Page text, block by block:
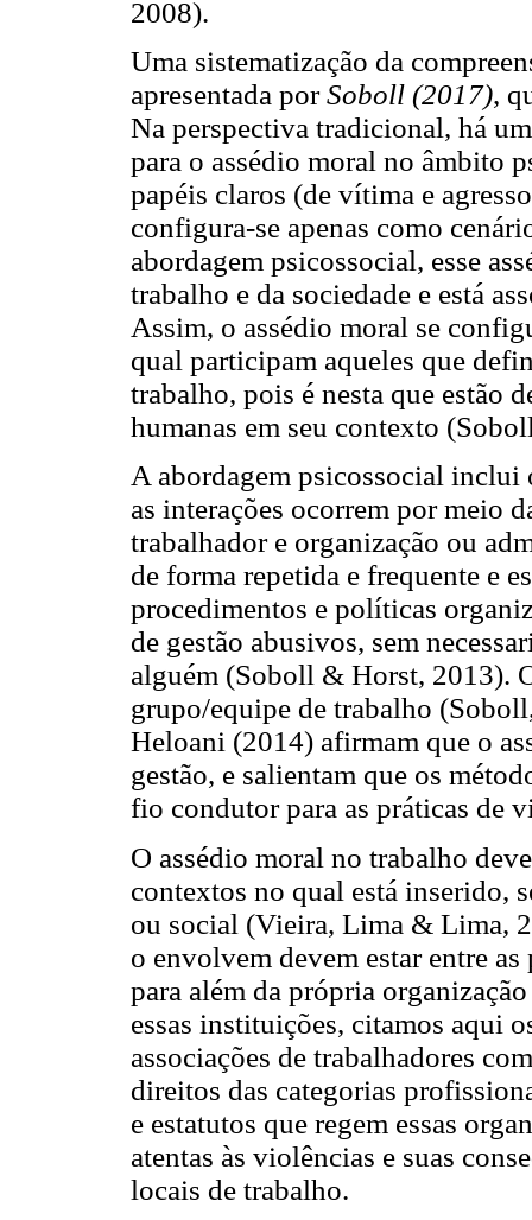
2008).
Uma sistematização da
apresentada porSoboll (2017),
Na perspectiva tradicional, há
para o assédio moral no âmbito
papéis claros (de vítima e
configura-se apenas como
abordagem psicossocial, esse
trabalho e da sociedade e está
Assim, o assédio moral se
qual participam aqueles que
trabalho, pois é nesta que estão
humanas em seu contexto
A abordagem psicossocial
as interações ocorrem por meio
trabalhador e organização ou
de forma repetida e frequente e
procedimentos e políticas
de gestão abusivos, sem
alguém (Soboll & Horst, 2013).
grupo/equipe de trabalho
Heloani (2014) afirmam que o
gestão, e salientam que os
fio condutor para as práticas de
O assédio moral no trabalho
contextos no qual está inserido,
ou social (Vieira, Lima & Lima,
o envolvem devem estar entre
para além da própria
essas instituições, citamos aqui
associações de trabalhadores
direitos das categorias
e estatutos que regem essas
atentas às violências e suas
locais de trabalho.